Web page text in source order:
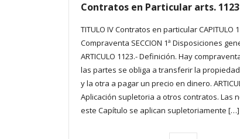
Contratos en Particular arts. 1123
TITULO IV Contratos en particular CAPITULO 1
Compraventa SECCION 1ª Disposiciones
ARTICULO 1123.- Definición. Hay
las partes se obliga a transferir la
y la otra a pagar un precio en dinero.
Aplicación supletoria a otros contratos. Las
este Capítulo se aplican supletoriamente […]